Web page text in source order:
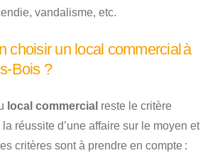
vandalisme, etc.
choisir un local commercial à
Bois ?
local commercial reste le critère
réussite d’une affaire sur le moyen et
critères sont à prendre en compte :